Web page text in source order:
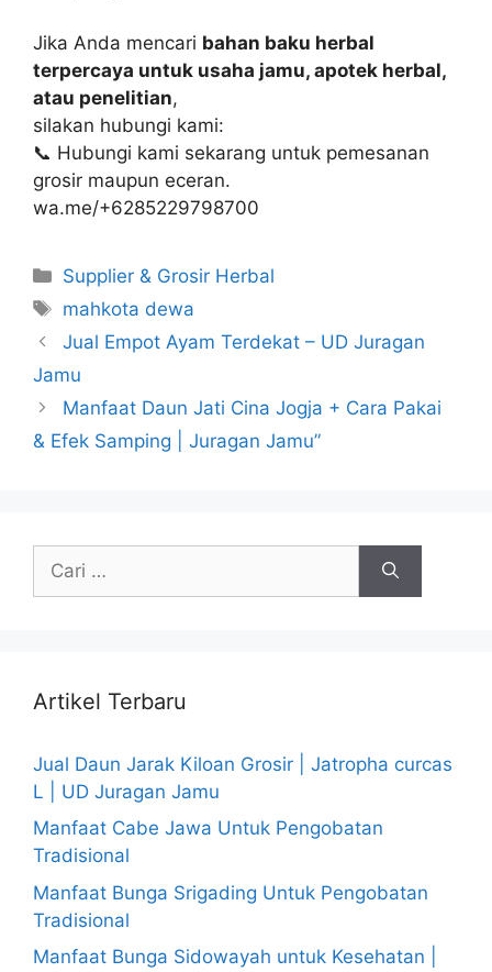
Jika Anda mencari bahan baku herbal
terpercaya untuk usaha jamu, apotek herbal,
atau penelitian,
silakan hubungi kami:
📞 Hubungi kami sekarang untuk pemesanan
grosir maupun eceran.
wa.me/+6285229798700
Kategori
Supplier & Grosir Herbal
Tag
mahkota dewa
Jual Empot Ayam Terdekat – UD Juragan
Jamu
Manfaat Daun Jati Cina Jogja + Cara Pakai
& Efek Samping | Juragan Jamu”
untuk:
Artikel Terbaru
Jual Daun Jarak Kiloan Grosir | Jatropha curcas
L | UD Juragan Jamu
Manfaat Cabe Jawa Untuk Pengobatan
Tradisional
Manfaat Bunga Srigading Untuk Pengobatan
Tradisional
Manfaat Bunga Sidowayah untuk Kesehatan |